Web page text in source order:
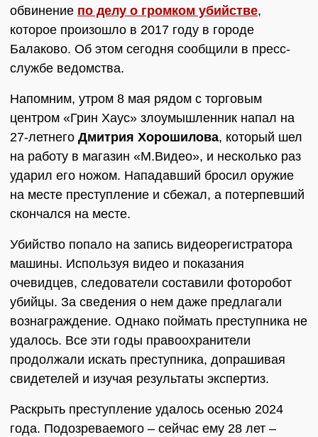
обвинение по делу о громком убийстве,
которое произошло в 2017 году в городе
Балаково. Об этом сегодня сообщили в пресс-
службе ведомства.
Напомним, утром 8 мая рядом с торговым
центром «Грин Хаус» злоумышленник напал на
27-летнего Дмитрия Хорошилова, который шел
на работу в магазин «М.Видео», и несколько раз
ударил его ножом. Нападавший бросил оружие
на месте преступление и сбежал, а потерпевший
скончался на месте.
Убийство попало на запись видеорегистратора
машины. Используя видео и показания
очевидцев, следователи составили фоторобот
убийцы. За сведения о нем даже предлагали
вознаграждение. Однако поймать преступника не
удалось. Все эти годы правоохранители
продолжали искать преступника, допрашивая
свидетелей и изучая результаты экспертиз.
Раскрыть преступление удалось осенью 2024
года. Подозреваемого – сейчас ему 28 лет –